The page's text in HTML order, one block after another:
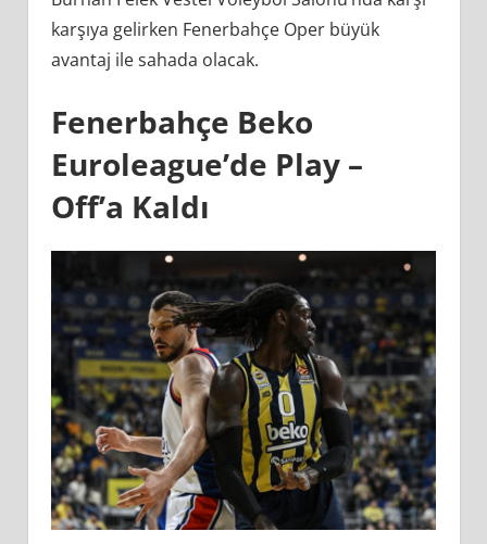
karşıya gelirken Fenerbahçe Oper büyük
avantaj ile sahada olacak.
Fenerbahçe Beko
Euroleague’de Play –
Off’a Kaldı